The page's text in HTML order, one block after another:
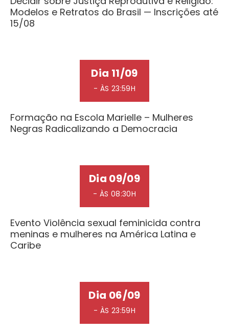
Modelos e Retratos do Brasil — Inscrições até
15/08
Dia 11/09
- ÀS 23:59H
Formação na Escola Marielle – Mulheres
Negras Radicalizando a Democracia
Dia 09/09
- ÀS 08:30H
Evento Violência sexual feminicida contra
meninas e mulheres na América Latina e
Caribe
Dia 06/09
- ÀS 23:59H